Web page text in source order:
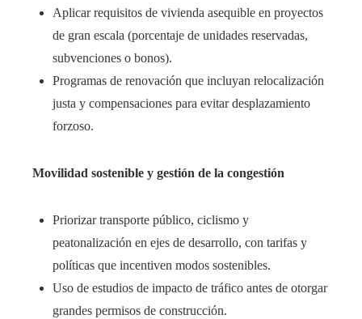
Aplicar requisitos de vivienda asequible en proyectos
de gran escala (porcentaje de unidades reservadas,
subvenciones o bonos).
Programas de renovación que incluyan relocalización
justa y compensaciones para evitar desplazamiento
forzoso.
Movilidad sostenible y gestión de la congestión
Priorizar transporte público, ciclismo y
peatonalización en ejes de desarrollo, con tarifas y
políticas que incentiven modos sostenibles.
Uso de estudios de impacto de tráfico antes de otorgar
grandes permisos de construcción.